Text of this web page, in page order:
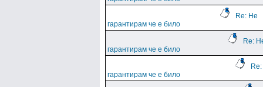
Re: Не
гарантирам че е било
Re:
гарантирам че е било
гарантирам че е било